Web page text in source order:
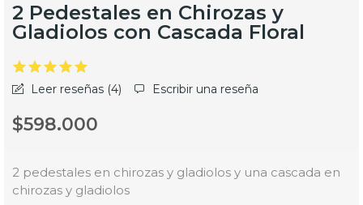
2 Pedestales en Chirozas y
Gladiolos con Cascada Floral
Leer reseñas (4) Escribir una reseña
$598.000
2 pedestales en chirozas y gladiolos y una cascada en
chirozas y gladiolos